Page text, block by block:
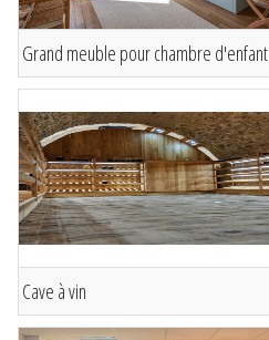
Grand meuble pour chambre d'enfant
Cave à vin